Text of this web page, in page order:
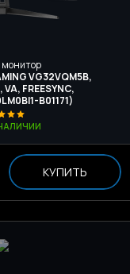
монитор
VG32VQM5B,
FREESYNC,
B01171)
КУПИТЬ